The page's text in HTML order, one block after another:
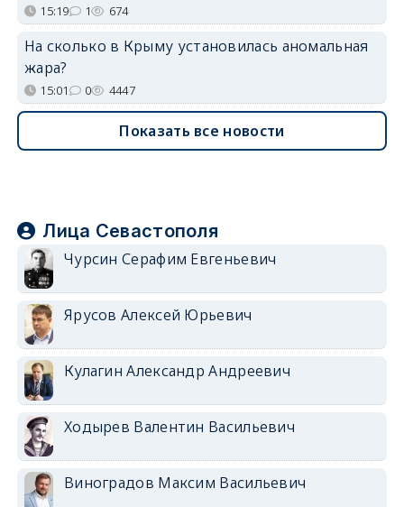
15:19 1 674
На сколько в Крыму установилась аномальная
жара?
15:01 0 4447
Показать все новости
Лица Севастополя
Чурсин Серафим Евгеньевич
Ярусов Алексей Юрьевич
Кулагин Александр Андреевич
Ходырев Валентин Васильевич
Виноградов Максим Васильевич